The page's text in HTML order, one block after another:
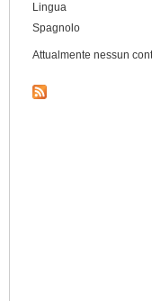
Lingua
Spagnolo
Attualmente nessun